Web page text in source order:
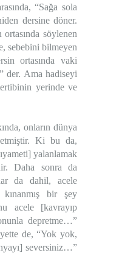
“Sağa sola
dersine döner.
söylenen
sebebini bilmeyen
ortasında vaki
der. Ama hadiseyi
yerinde ve
onların dünya
Ki bu da,
yalanlamak
Daha sonra da
da dahil, acele
bir şey
acele [kavrayıp
depretme…”
de, “Yok yok,
seversiniz…”